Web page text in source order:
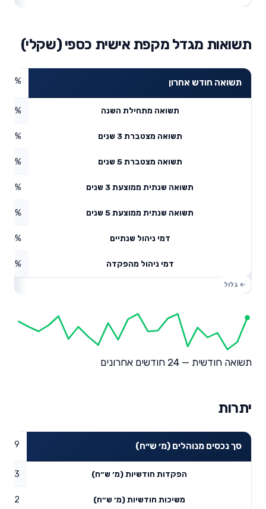
תשואות מגדל מקפת אישית כספי (שקלי)
תשואה חודש אחרון
תשואה מתחילת השנה
תשואה מצטברת 3 שנים
תשואה מצטברת 5 שנים
תשואה שנתית ממוצעת 3 שנים 5.3%
תשואה שנתית ממוצעת 5 שנים
דמי ניהול שנתיים 0.14%
דמי ניהול מהפקדה
תשואה חודשית — 24 חודשים אחרונים
יתרות
סך נכסים מנוהלים (מ׳ ש״ח)
הפקדות חודשיות (מ׳ ש״ח) 0.93
משיכות חודשיות (מ׳ ש״ח) 0.72